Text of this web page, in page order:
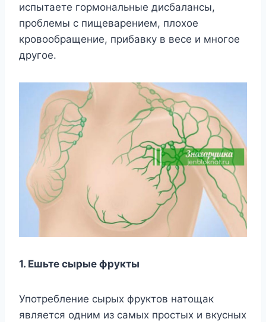
испытаете гормональные дисбалансы,
проблемы с пищеварением, плохое
кровообращение, прибавку в весе и многое
другое.
1. Ешьте сырые фрукты
Употребление сырых фруктов натощак
является одним из самых простых и вкусных